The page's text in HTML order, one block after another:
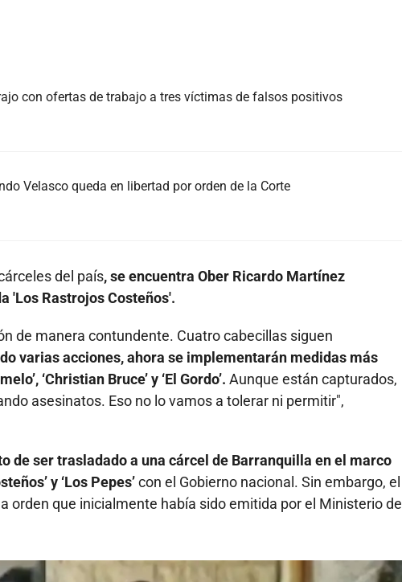
con ofertas de trabajo a tres víctimas de falsos positivos
Velasco queda en libertad por orden de la Corte
del país, se encuentra Ober Ricardo Martínez
'Los Rastrojos Costeños'.
de manera contundente. Cuatro cabecillas siguen
varias acciones, ahora se implementarán medidas más
‘Christian Bruce’ y ‘El Gordo’. Aunque están capturados,
asesinatos. Eso no lo vamos a tolerar ni permitir",
de ser trasladado a una cárcel de Barranquilla en el marco
y ‘Los Pepes’con el Gobierno nacional. Sin embargo, el
orden que inicialmente había sido emitida por el Ministerio de